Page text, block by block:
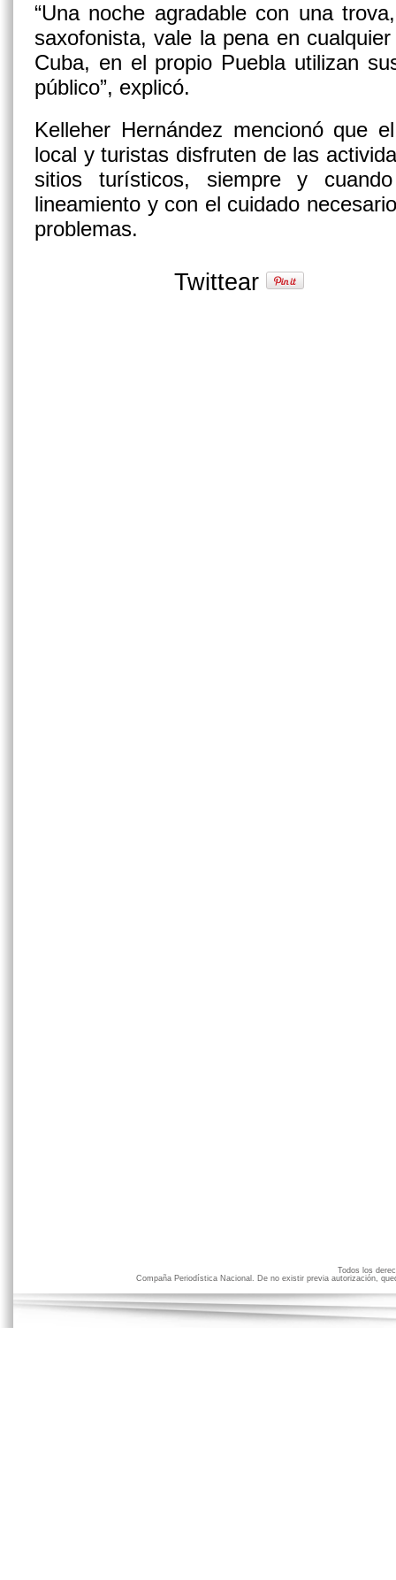
“Una noche agradable con una
saxofonista, vale la pena en
Cuba, en el propio Puebla utilizan
público”, explicó.
Kelleher Hernández mencionó que
local y turistas disfruten de las
sitios turísticos, siempre y
lineamiento y con el cuidado
problemas.
Twittear
Todos los
Compaña Periodística Nacional. De no existir previa autorización,